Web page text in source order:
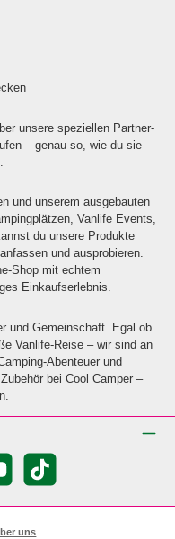
unsere speziellen Partner-
– genau so, wie du sie
und unserem ausgebauten
Vanlife Events,
du unsere Produkte
und ausprobieren.
Shop mit echtem
Einkaufserlebnis.
und Gemeinschaft. Egal ob
Vanlife-Reise – wir sind an
Abenteuer und
bei Cool Camper –
TikTok
uns